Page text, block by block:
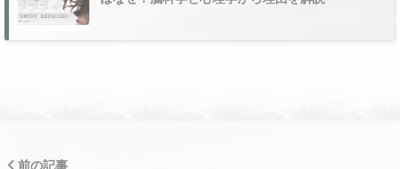
前の記事